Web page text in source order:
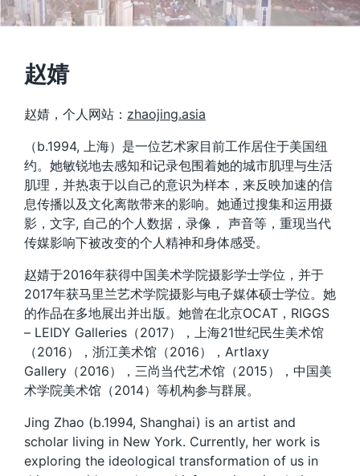
赵婧
赵婧，个人网站： zhaojing.asia
（b.1994, 上海）是一位艺术家目前工作居住于美国纽
约。她敏锐地去感知和记录包围着她的城市肌理与生活
肌理，并热衷于以自己的意识为样本，来反映加速的信
息传播以及文化离散带来的影响。她通过搜集和运用摄
影，文字, 自己的个人数据，录像， 声音等，重现当代
传媒影响下被改变的个人精神和身体感受。
赵婧于2016年获得中国美术学院摄影学士学位，并于
2017年获马里兰艺术学院摄影与电子媒体硕士学位。她
的作品在多地展出并出版。她曾在北京OCAT，RIGGS
– LEIDY Galleries（2017），上海21世纪民生美术馆
（2016），浙江美术馆（2016），Artlaxy
Gallery（2016），三尚当代艺术馆（2015），中国美
术学院美术馆（2014）等机构参与群展。
Jing Zhao (b.1994, Shanghai) is an artist and
scholar living in New York. Currently, her work is
exploring the ideological transformation of us in